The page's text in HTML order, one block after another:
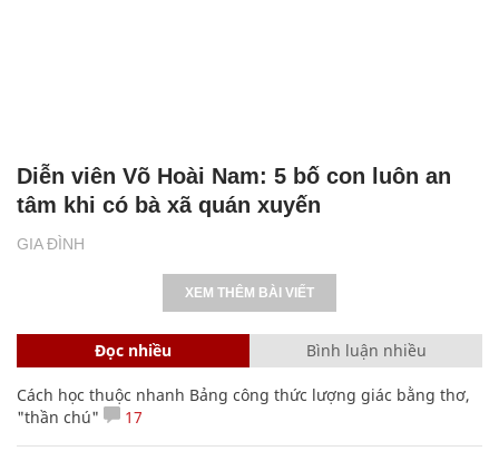
GIA ĐÌNH
Diễn viên Võ Hoài Nam: 5 bố con luôn an
tâm khi có bà xã quán xuyến
XEM THÊM BÀI VIẾT
Đọc nhiều Bình luận nhiều
Cách học thuộc nhanh Bảng công thức lượng giác bằng thơ,
"thần chú"
17